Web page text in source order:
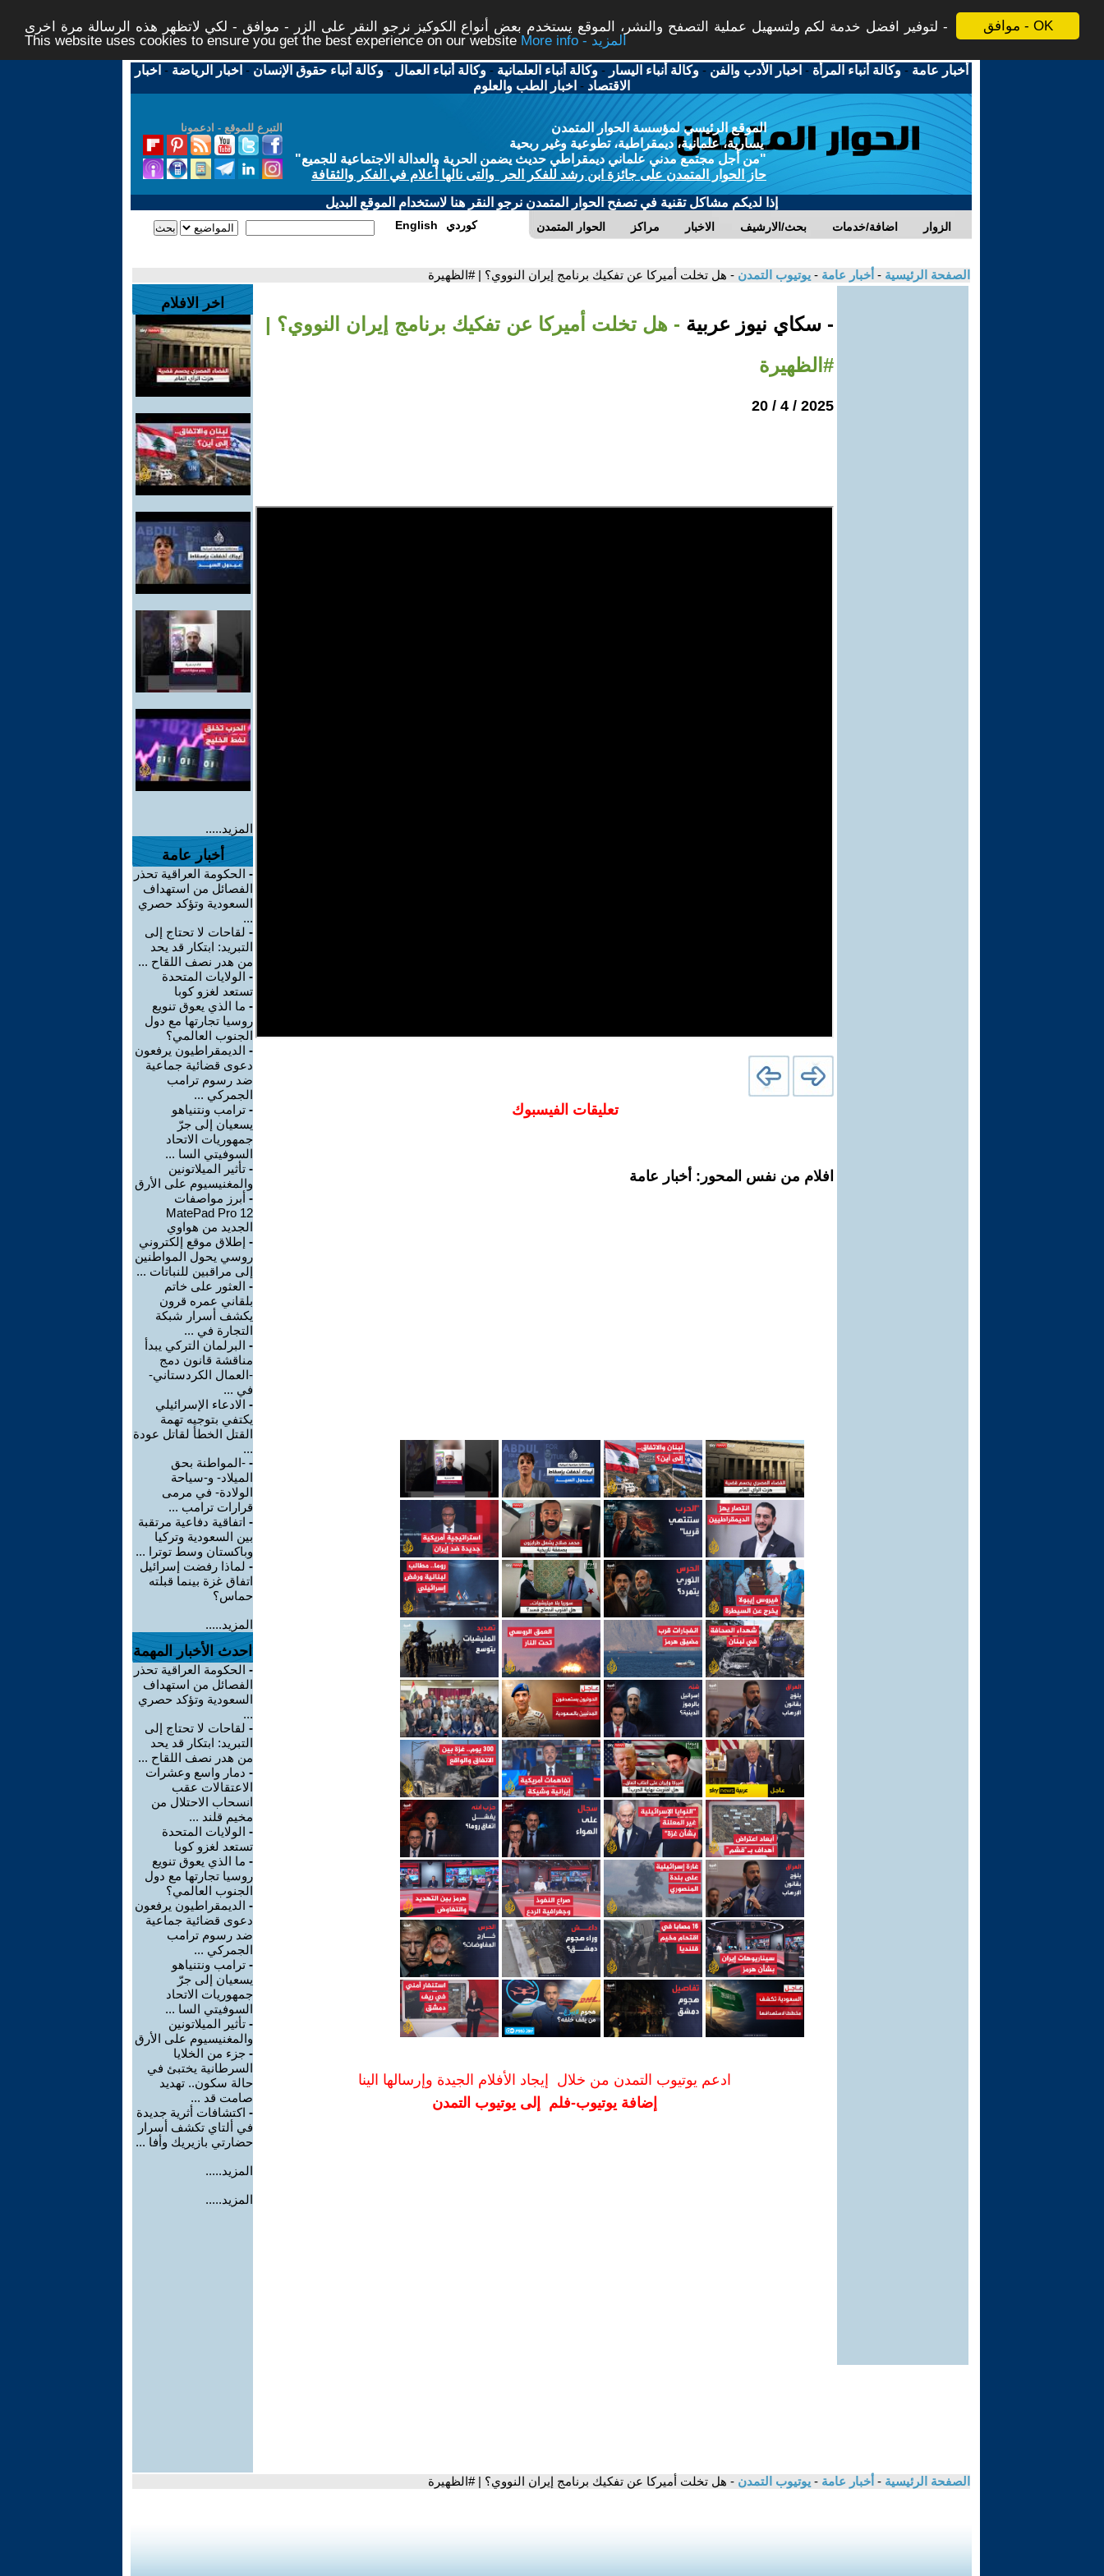
موافق - OK
لتوفير افضل خدمة لكم ولتسهيل عملية التصفح والنشر، الموقع يستخدم بعض أنواع الكوكيز نرجو النقر على الزر - موافق - لكي لاتظهر هذه الرسالة مرة اخرى -
This website uses cookies to ensure you get the best experience on our website
More info - المزيد
أخبار عامة -وكالة أنباء المرأة - اخبار الأدب والفن -وكالة أنباء اليسار -وكالة أنباء العلمانية -وكالة أنباء العمال -وكالة أنباء حقوق الإنسان - اخبار الرياضة - اخبار
الاقتصاد - اخبار الطب والعلوم
التبرع للموقع - ادعمونا
الموقع الرئيسي لمؤسسة الحوار المتمدن
يسارية، علمانية، ديمقراطية، تطوعية وغير ربحية
"من أجل مجتمع مدني علماني ديمقراطي حديث يضمن الحرية والعدالة الاجتماعية للجميع"
حاز الحوار المتمدن على جائزة ابن رشد للفكر الحر والتى نالها أعلام في الفكر والثقافة
إذا لديكم مشاكل تقنية في تصفح الحوار المتمدن نرجو النقر هنا لاستخدام الموقع البديل
الحوار المتمدن مراكز الاخبار بحث/الارشيف اضافة/خدمات الزوار English كوردي
الصفحة الرئيسية - أخبار عامة - يوتيوب التمدن - هل تخلت أميركا عن تفكيك برنامج إيران النووي؟ | #الظهيرة
- سكاي نيوز عربية - هل تخلت أميركا عن تفكيك برنامج إيران النووي؟ |
#الظهيرة
2025 / 4 / 20
تعليقات الفيسبوك
افلام من نفس المحور: أخبار عامة
ادعم يوتيوب التمدن من خلال إيجاد الأفلام الجيدة وإرسالها الينا
إضافة يوتيوب-فلم إلى يوتيوب التمدن
اخر الافلام
المزيد.....
أخبار عامة
- الحكومة العراقية تحذر
الفصائل من استهداف
السعودية وتؤكد حصري
...
- لقاحات لا تحتاج إلى
التبريد: ابتكار قد يحد
من هدر نصف اللقاح ...
- الولايات المتحدة
تستعد لغزو كوبا
- ما الذي يعوق تنويع
روسيا تجارتها مع دول
الجنوب العالمي؟
- الديمقراطيون يرفعون
دعوى قضائية جماعية
ضد رسوم ترامب
الجمركي ...
- ترامب ونتنياهو
يسعيان إلى جرّ
جمهوريات الاتحاد
السوفيتي السا ...
- تأثير الميلاتونين
والمغنيسيوم على الأرق
- أبرز مواصفات
MatePad Pro 12
الجديد من هواوي
- إطلاق موقع إلكتروني
روسي يحول المواطنين
إلى مراقبين للنباتات ...
- العثور على خاتم
بلقاني عمره قرون
يكشف أسرار شبكة
التجارة في ...
- البرلمان التركي يبدأ
مناقشة قانون دمج
-العمال الكردستاني-
في ...
- الادعاء الإسرائيلي
يكتفي بتوجيه تهمة
القتل الخطأ لقاتل عودة
...
- -المواطنة بحق
الميلاد- و-سياحة
الولادة- في مرمى
قرارات ترامب ...
- اتفاقية دفاعية مرتقبة
بين السعودية وتركيا
وباكستان وسط توترا ...
- لماذا رفضت إسرائيل
اتفاق غزة بينما قبلته
حماس؟
المزيد.....
احدث الأخبار المهمة
- الحكومة العراقية تحذر
الفصائل من استهداف
السعودية وتؤكد حصري
...
- لقاحات لا تحتاج إلى
التبريد: ابتكار قد يحد
من هدر نصف اللقاح ...
- دمار واسع وعشرات
الاعتقالات عقب
انسحاب الاحتلال من
مخيم قلند ...
- الولايات المتحدة
تستعد لغزو كوبا
- ما الذي يعوق تنويع
روسيا تجارتها مع دول
الجنوب العالمي؟
- الديمقراطيون يرفعون
دعوى قضائية جماعية
ضد رسوم ترامب
الجمركي ...
- ترامب ونتنياهو
يسعيان إلى جرّ
جمهوريات الاتحاد
السوفيتي السا ...
- تأثير الميلاتونين
والمغنيسيوم على الأرق
- جزء من الخلايا
السرطانية يختبئ في
حالة سكون.. تهديد
صامت قد ...
- اكتشافات أثرية جديدة
في ألتاي تكشف أسرار
حضارتي بازيريك وأفا ...
المزيد.....
المزيد.....
الصفحة الرئيسية - أخبار عامة - يوتيوب التمدن - هل تخلت أميركا عن تفكيك برنامج إيران النووي؟ | #الظهيرة